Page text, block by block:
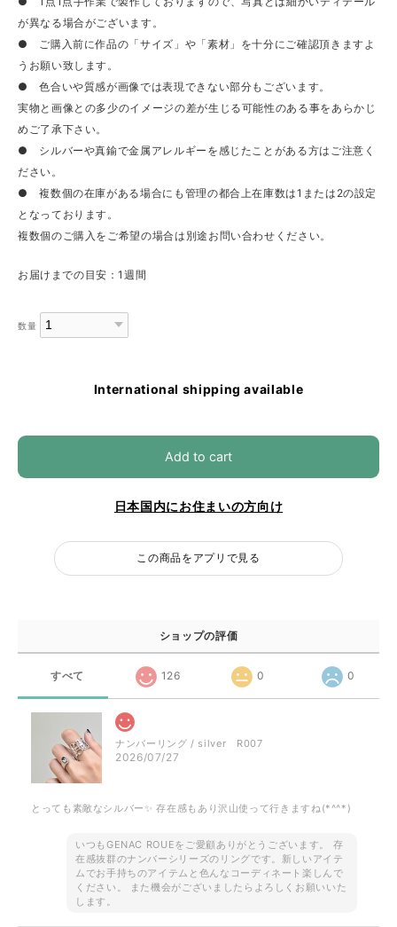
が異なる場合がございます。
● ご購入前に作品の「サイズ」や「素材」を十分にご確認頂きますよ
うお願い致します。
● 色合いや質感が画像では表現できない部分もございます。
実物と画像との多少のイメージの差が生じる可能性のある事をあらかじ
めご了承下さい。
● シルバーや真鍮で金属アレルギーを感じたことがある方はご注意く
ださい。
● 複数個の在庫がある場合にも管理の都合上在庫数は1または2の設定
となっております。
複数個のご購入をご希望の場合は別途お問い合わせください。
お届けまでの目安：1週間
数量
International shipping available
Add to cart
日本国内にお住まいの方向け
この商品をアプリで見る
ショップの評価
すべて 126 0 0
ナンバーリング / silver R007
2026/07/27
とっても素敵なシルバー✨ 存在感もあり沢山使って行きますね(*^^*)
いつもGENAC ROUEをご愛顧ありがとうございます。 存
在感抜群のナンバーシリーズのリングです。新しいアイテ
ムでお手持ちのアイテムと色んなコーディネート楽しんで
ください。 また機会がございましたらよろしくお願いいた
します。